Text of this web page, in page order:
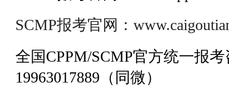
SCMP报考官网：
全国CPPM/SCMP官方统一报
19963017889（同微）